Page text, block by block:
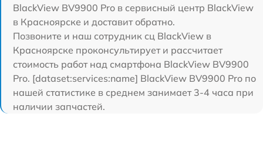
BlackView BV9900 Pro в сервисный центр BlackView
в Красноярске и доставит обратно.
Позвоните и наш сотрудник сц BlackView в
Красноярске проконсультирует и рассчитает
стоимость работ над смартфона BlackView BV9900
Pro. [dataset:services:name] BlackView BV9900 Pro по
нашей статистике в среднем занимает 3-4 часа при
наличии запчастей.